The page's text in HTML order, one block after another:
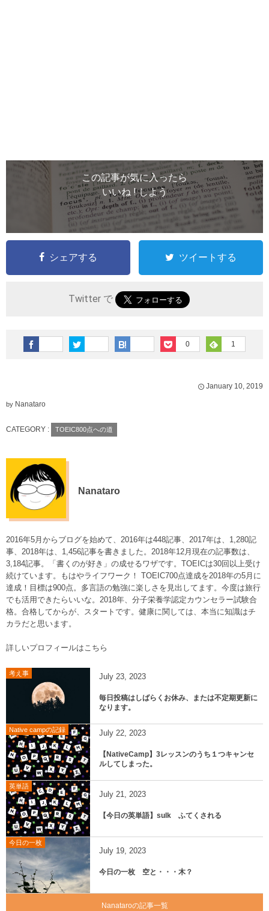
この記事が気に入ったら
いいね ! しよう
シェアする ツイートする
Twitter で
0 1
January 10, 2019
by Nanataro
CATEGORY : TOEIC800点への道
Nanataro
2016年5月からブログを始めて、2016年は448記事、2017年は、1,280記
事、2018年は、1,456記事を書きました。2018年12月現在の記事数は、
3,184記事。「書くのが好き」の成せるワザです。TOEICは30回以上受け
続けています。もはやライフワーク！ TOEIC700点達成を2018年の5月に
達成！目標は900点。多言語の勉強に楽しさを見出してます。今度は旅行
でも活用できたらいいな。2018年、分子栄養学認定カウンセラー試験合
格。合格してからが、スタートです。健康に関しては、本当に知識はチ
カラだと思います。
詳しいプロフィールはこちら
考え事 July 23, 2023
毎日投稿はしばらくお休み、または不定期更新に
なります。
Native campの記録 July 22, 2023
【NativeCamp】3レッスンのうち１つキャンセ
ルしてしまった。
英単語
July 21, 2023
【今日の英単語】sulk ふてくされる
今日の一枚
July 19, 2023
今日の一枚 空と・・・木？
Nanataroの記事一覧